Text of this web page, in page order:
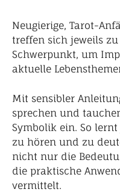
Neugierige, Tarot-
treffen sich jeweils
Schwerpunkt, um
aktuelle
Mit sensibler
sprechen und
Symbolik ein. So
zu hören und zu
nicht nur die
die praktische
vermittelt.